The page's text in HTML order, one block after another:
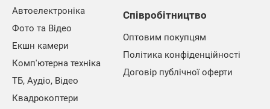
Автоелектроніка
Фото та Відео
Екшн камери
Комп'ютерна техніка
ТБ, Аудіо, Відео
Квадрокоптери
Співробітництво
Оптовим покупцям
Політика конфіденційності
Договір публічної оферти